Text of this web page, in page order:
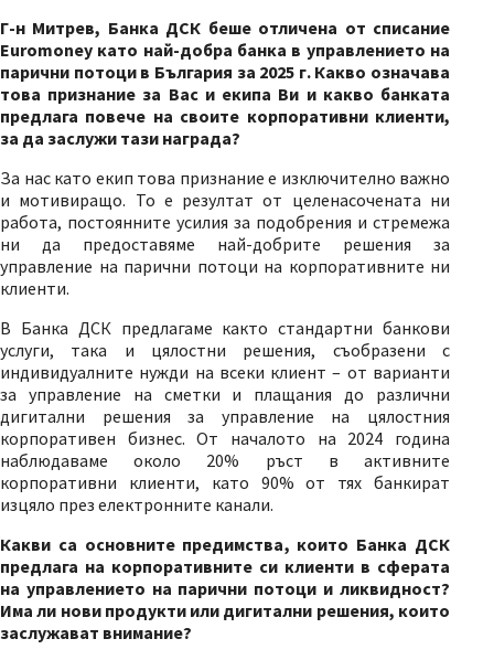
Г-н Митрев, Банка ДСК беше отличена от списание
Euromoney като най-добра банка в управлението на
парични потоци в България за 2025 г. Какво означава
това признание за Вас и екипа Ви и какво банката
предлага повече на своите корпоративни клиенти,
за да заслужи тази награда?
За нас като екип това признание е изключително важно
и мотивиращо. То е резултат от целенасочената ни
работа, постоянните усилия за подобрения и стремежа
ни да предоставяме най-добрите решения за
управление на парични потоци на корпоративните ни
клиенти.
В Банка ДСК предлагаме както стандартни банкови
услуги, така и цялостни решения, съобразени с
индивидуалните нужди на всеки клиент – от варианти
за управление на сметки и плащания до различни
дигитални решения за управление на цялостния
корпоративен бизнес. От началото на 2024 година
наблюдаваме около 20% ръст в активните
корпоративни клиенти, като 90% от тях банкират
изцяло през електронните канали.
Какви са основните предимства, които Банка ДСК
предлага на корпоративните си клиенти в сферата
на управлението на парични потоци и ликвидност?
Има ли нови продукти или дигитални решения, които
заслужават внимание?